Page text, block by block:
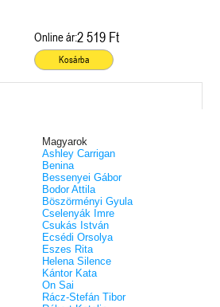
Online ár:2 519 Ft
Kosárba
Magyarok
Ashley Carrigan
Benina
Bessenyei Gábor
Bodor Attila
Böszörményi Gyula
Cselenyák Imre
Csukás István
Ecsédi Orsolya
Eszes Rita
Helena Silence
Kántor Kata
On Sai
Rácz-Stefán Tibor